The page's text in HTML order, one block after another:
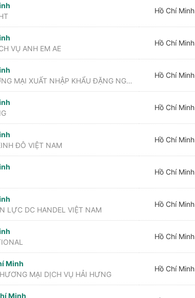
Hồ Chí Minh
VỤ ANH EM AE
Hồ Chí Minh
CÔNG TY TNHH SẢN XUẤT THƯƠNG MẠI XUẤT NHẬP KHẨU ĐẶNG NGUYỄN
Hồ Chí Minh
Hồ Chí Minh
ĐÔ VIỆT NAM
Hồ Chí Minh
Hồ Chí Minh
LỰC DC HANDEL VIỆT NAM
Hồ Chí Minh
Hồ Chí Minh
Minh
MẠI DỊCH VỤ HẢI HƯNG
Hồ Chí Minh
Minh